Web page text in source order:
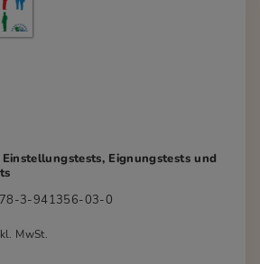
Eignungstests und
3-941356-03-0
MwSt.